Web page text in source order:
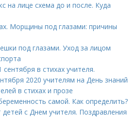
на лице схема до и после. Куда
Морщины под глазами: причины
под глазами. Уход за лицом
в стихах учителя.
2020 учителям на День знаний
в стихах и прозе
самой. Как определить?
с Днем учителя. Поздравления